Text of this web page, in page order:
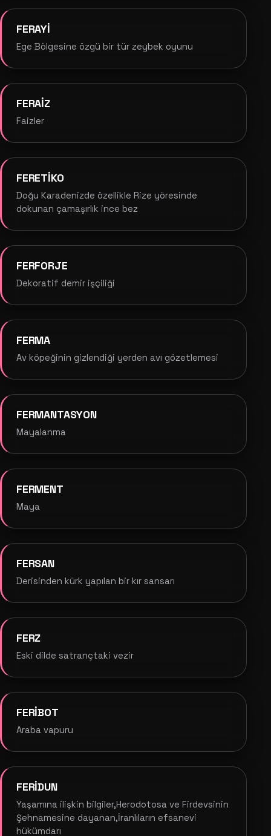
FERAYİ
Ege Bölgesine özgü bir tür zeybek oyunu
FERAİZ
Faizler
FERETİKO
Doğu Karadenizde özellikle Rize yöresinde
dokunan çamaşırlık ince bez
FERFORJE
Dekoratif demir işçiliği
FERMA
Av köpeğinin gizlendiği yerden avı gözetlemesi
FERMANTASYON
Mayalanma
FERMENT
Maya
FERSAN
Derisinden kürk yapılan bir kır sansarı
FERZ
Eski dilde satrançtaki vezir
FERİBOT
Araba vapuru
FERİDUN
Yaşamına ilişkin bilgiler,Herodotosa ve Firdevsinin
Şehnamesine dayanan,İranlıların efsanevi
hükümdarı